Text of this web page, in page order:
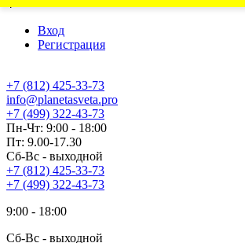
Вход
Регистрация
+7 (812) 425-33-73
info@planetasveta.pro
+7 (499) 322-43-73
Пн-Чт: 9:00 - 18:00
Пт: 9.00-17.30
Сб-Вс - выходной
+7 (812) 425-33-73
+7 (499) 322-43-73
9:00 - 18:00
Сб-Вс - выходной